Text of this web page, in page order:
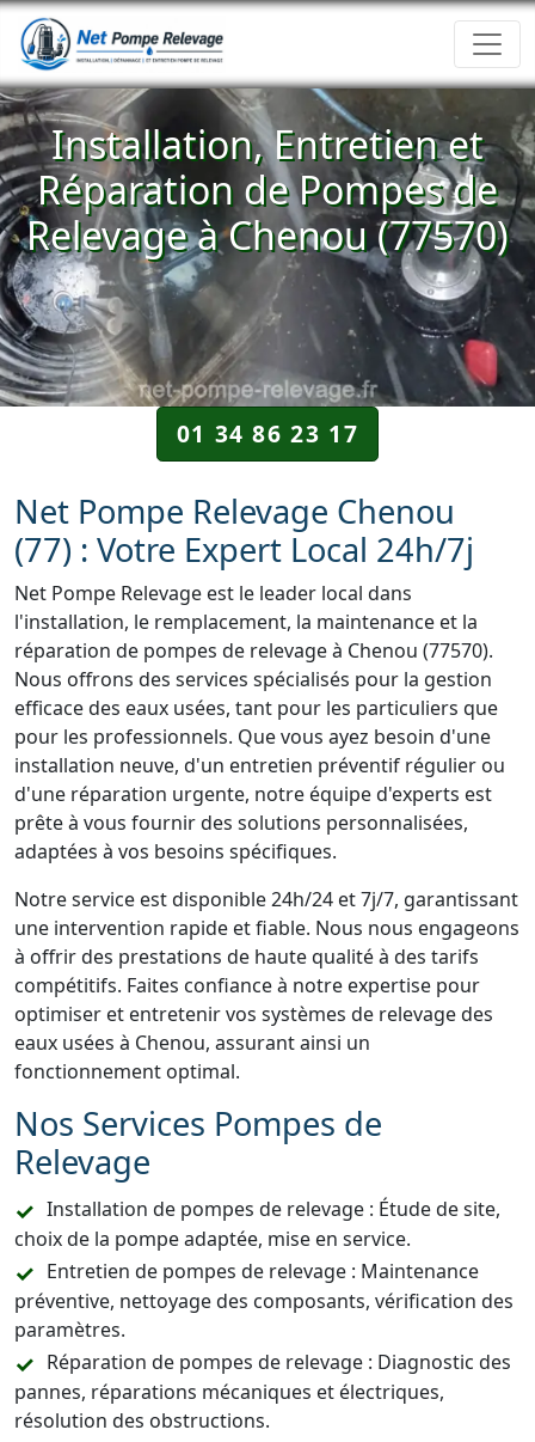
Installation, Entretien et
Réparation de Pompes de
Relevage à Chenou (77570)
01 34 86 23 17
Net Pompe Relevage Chenou
(77) : Votre Expert Local 24h/7j
Net Pompe Relevage est le leader local dans
l'installation, le remplacement, la maintenance et la
réparation de pompes de relevage à Chenou (77570).
Nous offrons des services spécialisés pour la gestion
efficace des eaux usées, tant pour les particuliers que
pour les professionnels. Que vous ayez besoin d'une
installation neuve, d'un entretien préventif régulier ou
d'une réparation urgente, notre équipe d'experts est
prête à vous fournir des solutions personnalisées,
adaptées à vos besoins spécifiques.
Notre service est disponible 24h/24 et 7j/7, garantissant
une intervention rapide et fiable. Nous nous engageons
à offrir des prestations de haute qualité à des tarifs
compétitifs. Faites confiance à notre expertise pour
optimiser et entretenir vos systèmes de relevage des
eaux usées à Chenou, assurant ainsi un
fonctionnement optimal.
Nos Services Pompes de
Relevage
Installation de pompes de relevage : Étude de site,
choix de la pompe adaptée, mise en service.
Entretien de pompes de relevage : Maintenance
préventive, nettoyage des composants, vérification des
paramètres.
Réparation de pompes de relevage : Diagnostic des
pannes, réparations mécaniques et électriques,
résolution des obstructions.